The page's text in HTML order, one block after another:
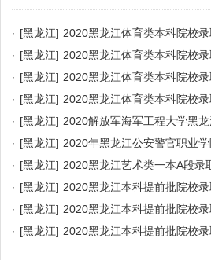
· [黑龙江] 2020黑龙江体育类本科院校录
· [黑龙江] 2020黑龙江体育类本科院校录
· [黑龙江] 2020黑龙江体育类本科院校录
· [黑龙江] 2020黑龙江体育类本科院校
· [黑龙江] 2020解放军海军工程大学黑
· [黑龙江] 2020年黑龙江公安警官职业
· [黑龙江] 2020黑龙江艺术类一本A段录
· [黑龙江] 2020黑龙江本科提前批院校
· [黑龙江] 2020黑龙江本科提前批院校录
· [黑龙江] 2020黑龙江本科提前批院校